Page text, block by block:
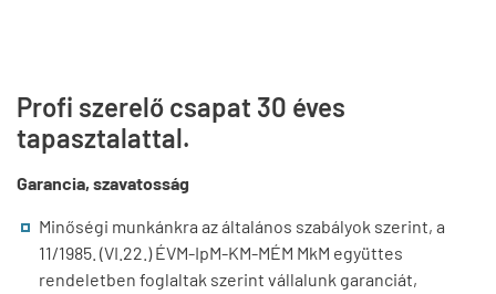
Profi szerelő csapat 30 éves
tapasztalattal.
Garancia, szavatosság
Minőségi munkánkra az általános szabályok szerint, a
11/1985. (VI.22.) ÉVM-IpM-KM-MÉM MkM együttes
rendeletben foglaltak szerint vállalunk garanciát,